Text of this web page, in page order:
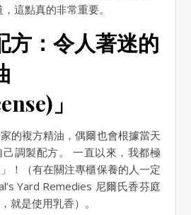
這點真的非常重要。
方：令人著迷的
」
的複方精油，偶爾也會根據當天
調製配方。 一直以來，我都極
！（有在關注專櫃保養的人一定
Yard Remedies 尼爾氏香芬庭
就是使用乳香）。